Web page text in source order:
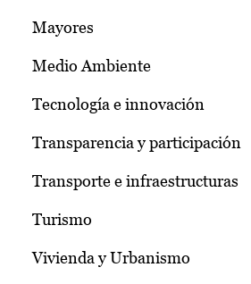
Mayores
Medio Ambiente
Tecnología e innovación
Transparencia y participación
Transporte e infraestructuras
Turismo
Vivienda y Urbanismo